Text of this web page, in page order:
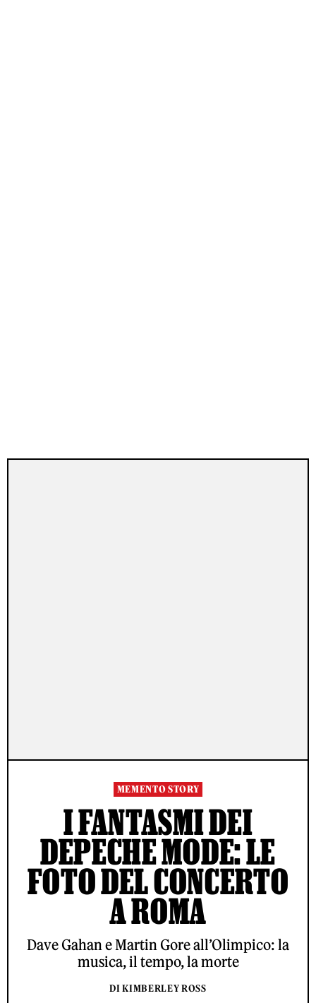
MEMENTO STORY
I FANTASMI DEI
DEPECHE MODE: LE
FOTO DEL CONCERTO
A ROMA
Dave Gahan e Martin Gore all’Olimpico: la
musica, il tempo, la morte
DI KIMBERLEY ROSS